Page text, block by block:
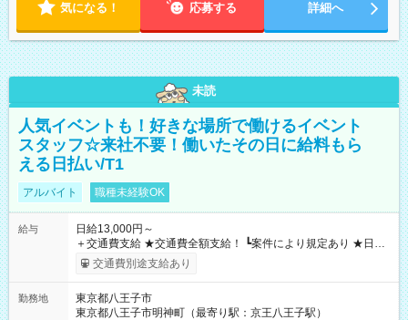
気になる！ 応募する 詳細へ
未読
人気イベントも！好きな場所で働けるイベント
スタッフ☆来社不要！働いたその日に給料もら
える日払い/T1
アルバイト 職種未経験OK
給与
日給13,000円～
＋交通費支給 ★交通費全額支給！ ┗案件により規定あり ★日払
いOK！（規定あり） ┗働いたその日に現金GET♪ お仕事後はコ
ンビニATMから 日払い分を引き落とせます！ 【試用期間】試
交通費別途支給あり
勤務地
東京都八王子市
東京都八王子市明神町（最寄り駅：京王八王子駅）